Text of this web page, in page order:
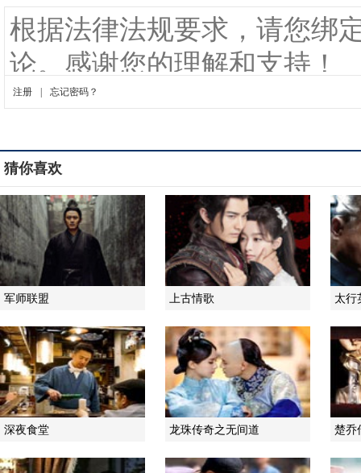
猜你喜欢
军师联盟 上古情歌 太行
深夜食堂 龙珠传奇之无间道 楚乔